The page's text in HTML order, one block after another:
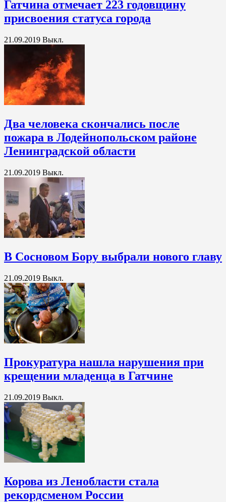
Гатчина отмечает 223 годовщину
присвоения статуса города
21.09.2019 Выкл.
Два человека скончались после
пожара в Лодейнопольском районе
Ленинградской области
21.09.2019 Выкл.
В Сосновом Бору выбрали нового главу
21.09.2019 Выкл.
Прокуратура нашла нарушения при
крещении младенца в Гатчине
21.09.2019 Выкл.
Корова из Ленобласти стала
рекордсменом России